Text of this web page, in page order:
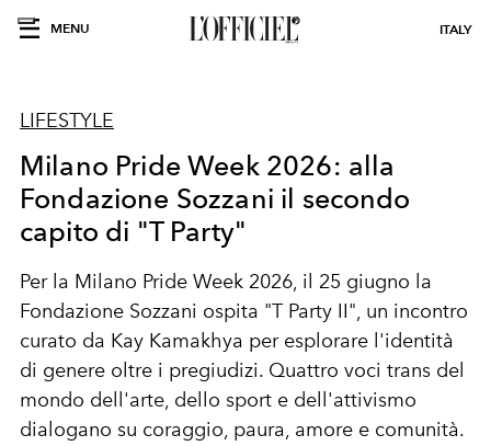
MENU ITALY
LIFESTYLE
Milano Pride Week 2026: alla
Fondazione Sozzani il secondo
capito di "T Party"
Per la Milano Pride Week 2026, il 25 giugno la
Fondazione Sozzani ospita "T Party II", un incontro
curato da Kay Kamakhya per esplorare l'identità
di genere oltre i pregiudizi. Quattro voci trans del
mondo dell'arte, dello sport e dell'attivismo
dialogano su coraggio, paura, amore e comunità.